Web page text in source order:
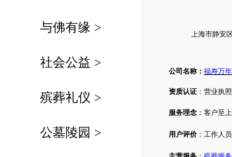
与佛有缘 >
社会公益 >
殡葬礼仪 >
公墓陵园 >
上海市静安
公司名称： 福寿万
资质认证 ：营业执
服务理念 ：客户至
用户评价 ：工作人